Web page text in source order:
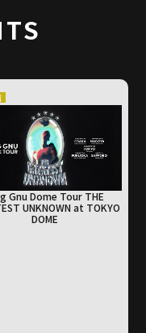
23:59
）時点で「ドコモ
約中であること
」をご契約ください。
す。
募してください。
複数回応募された場合
Gnu Dome Tour THE
UNKNOWNat TOKYO
DOME